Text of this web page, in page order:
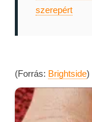
szerepért
(Forrás: Brightside)